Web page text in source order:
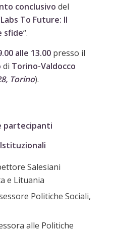
conclusivo del
Labs To Future: Il
sfide“.
alle 13.00 presso il
di Torino-Valdocco
Torino).
partecipanti
Salesiani
e Lituania
Politiche Sociali,
alle Politiche